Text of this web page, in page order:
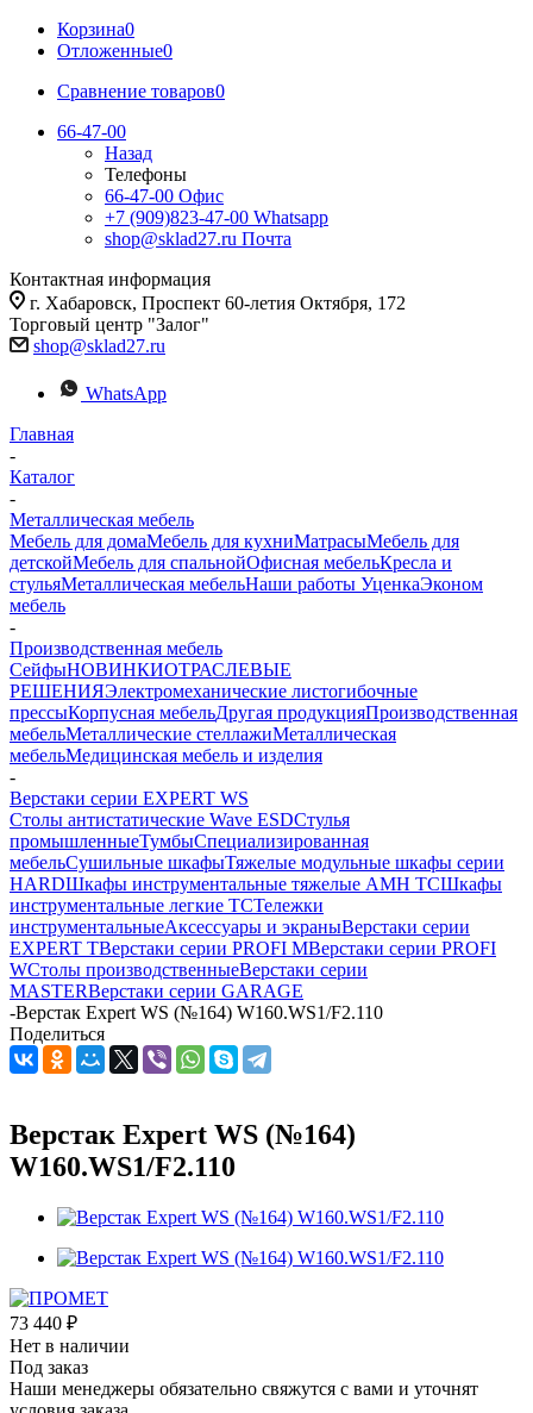
Корзина0
Отложенные0
Сравнение товаров0
66-47-00
Назад
Телефоны
66-47-00 Офис
+7 (909)823-47-00 Whatsapp
shop@sklad27.ru Почта
Контактная информация
г. Хабаровск, Проспект 60-летия Октября, 172
Торговый центр "Залог"
shop@sklad27.ru
WhatsApp
Главная
-
Каталог
-
Металлическая мебель
Мебель для домаМебель для кухниМатраcыМебель для
детскойМебель для спальнойОфисная мебельКресла и
стульяМеталлическая мебельНаши работы УценкаЭконом
мебель
-
Производственная мебель
СейфыНОВИНКИОТРАСЛЕВЫЕ
РЕШЕНИЯЭлектромеханические листогибочные
прессыКорпусная мебельДругая продукцияПроизводственная
мебельМеталлические стеллажиМеталлическая
мебельМедицинская мебель и изделия
-
Верстаки серии EXPERT WS
Столы антистатические Wave ESDСтулья
промышленныеТумбыCпециализированная
мебельCушильные шкафыТяжелые модульные шкафы серии
HARDШкафы инструментальные тяжелые AMH TCШкафы
инструментальные легкие ТСТележки
инструментальныеАксессуары и экраныВерстаки серии
EXPERT TВерстаки серии PROFI MВерстаки серии PROFI
WСтолы производственныеВерстаки серии
MASTERВерстаки серии GARAGE
-Верстак Expert WS (№164) W160.WS1/F2.110
Поделиться
Верстак Expert WS (№164)
W160.WS1/F2.110
73 440 ₽
Нет в наличии
Под заказ
Наши менеджеры обязательно свяжутся с вами и уточнят